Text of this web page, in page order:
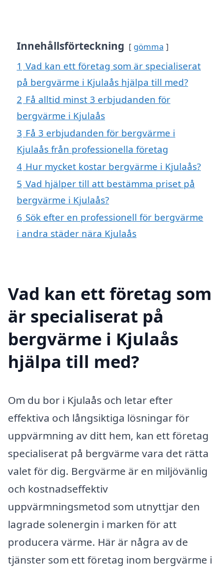
Innehållsförteckning gömma
1 Vad kan ett företag som är specialiserat
på bergvärme i Kjulaås hjälpa till med?
2 Få alltid minst 3 erbjudanden för
bergvärme i Kjulaås
3 Få 3 erbjudanden för bergvärme i
Kjulaås från professionella företag
4 Hur mycket kostar bergvärme i Kjulaås?
5 Vad hjälper till att bestämma priset på
bergvärme i Kjulaås?
6 Sök efter en professionell för bergvärme
i andra städer nära Kjulaås
Vad kan ett företag som
är specialiserat på
bergvärme i Kjulaås
hjälpa till med?
Om du bor i Kjulaås och letar efter
effektiva och långsiktiga lösningar för
uppvärmning av ditt hem, kan ett företag
specialiserat på bergvärme vara det rätta
valet för dig. Bergvärme är en miljövänlig
och kostnadseffektiv
uppvärmningsmetod som utnyttjar den
lagrade solenergin i marken för att
producera värme. Här är några av de
tjänster som ett företag inom bergvärme i